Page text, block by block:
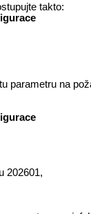
takto:
parametru na
202601,